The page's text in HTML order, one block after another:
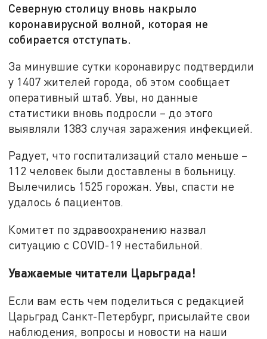
Северную столицу вновь накрыло
коронавирусной волной, которая не
собирается отступать.
За минувшие сутки коронавирус подтвердили
у 1407 жителей города, об этом сообщает
оперативный штаб. Увы, но данные
статистики вновь подросли – до этого
выявляли 1383 случая заражения инфекцией.
Радует, что госпитализаций стало меньше –
112 человек были доставлены в больницу.
Вылечились 1525 горожан. Увы, спасти не
удалось 6 пациентов.
Комитет по здравоохранению назвал
ситуацию с COVID-19 нестабильной.
Уважаемые читатели Царьграда!
Если вам есть чем поделиться с редакцией
Царьград Санкт-Петербург, присылайте свои
наблюдения, вопросы и новости на наши